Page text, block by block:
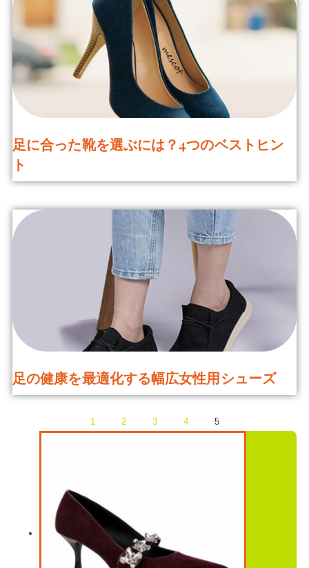
足に合った靴を選ぶには？4つのベストヒン
ト
足の健康を最適化する幅広女性用シューズ
1 2 3 4 5